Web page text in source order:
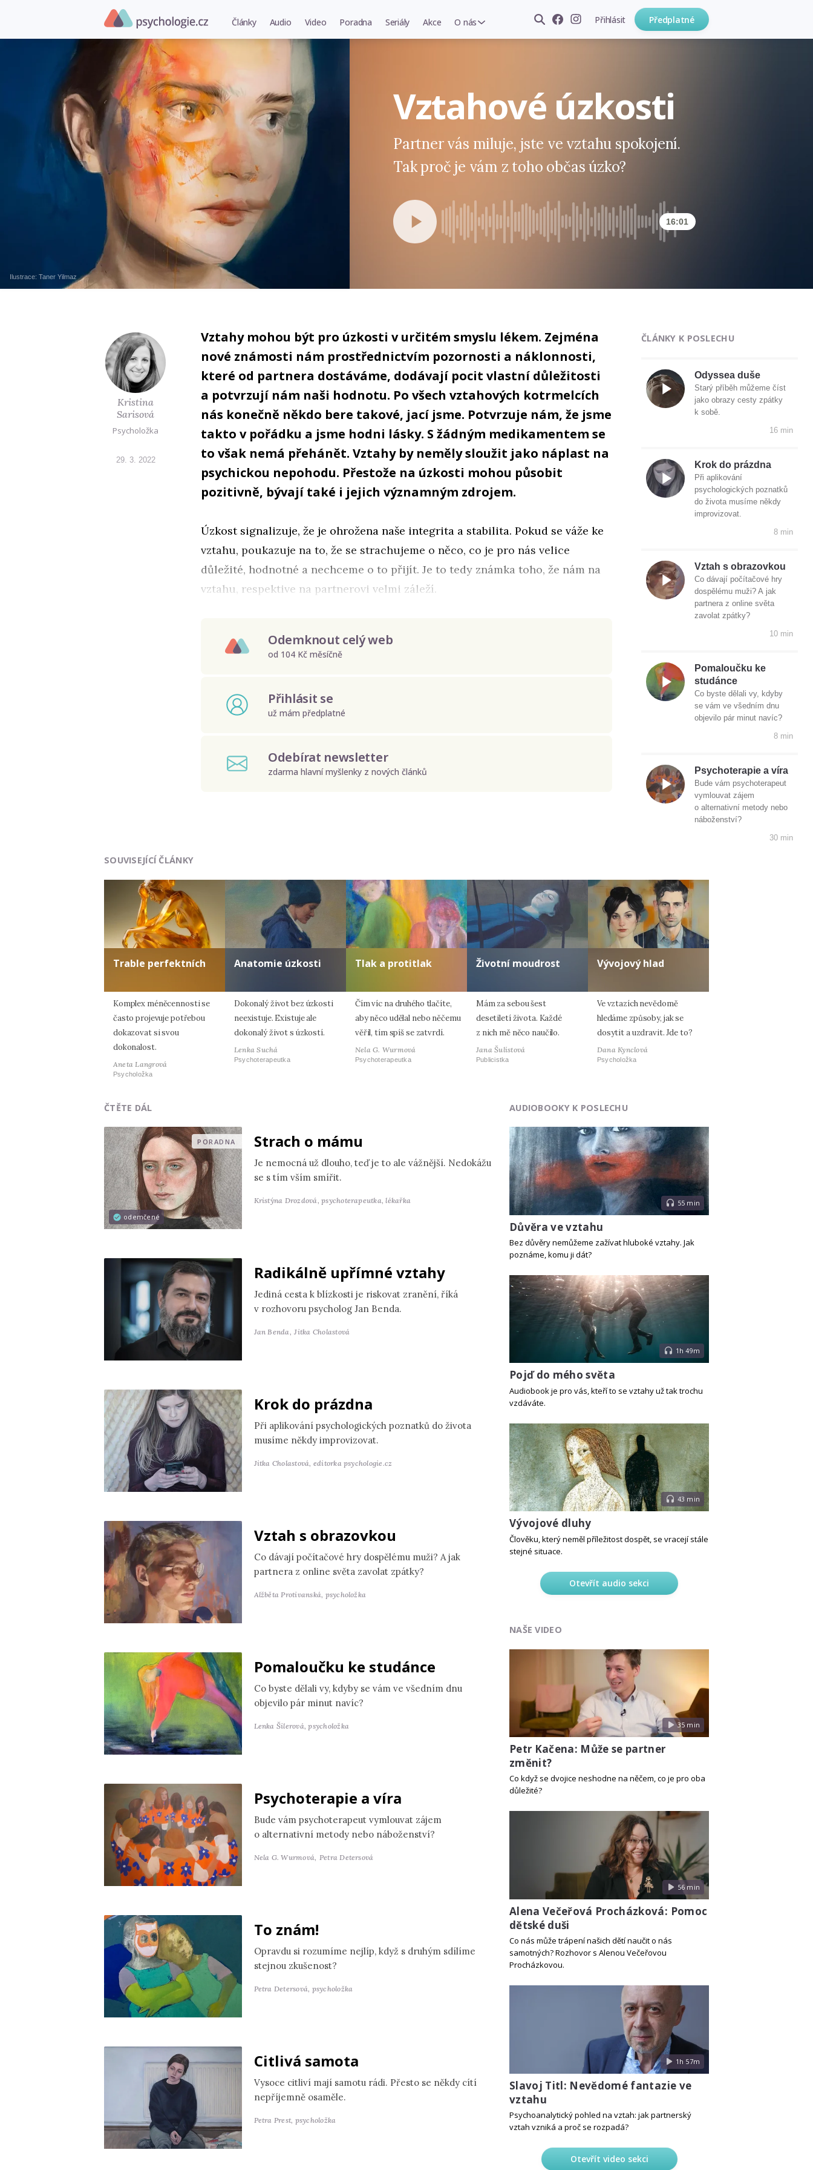
Články Audio Video Poradna Seriály Akce O nás Přihlásit Předplatné
Ilustrace: Taner Yilmaz
Vztahové úzkosti
Partner vás miluje, jste ve vztahu spokojení.
Tak proč je vám z toho občas úzko?
16:01
Kristina
Sarisová
Psycholožka
29. 3. 2022
Vztahy mohou být pro úzkosti v určitém smyslu lékem. Zejména
nové známosti nám prostřednictvím pozornosti a náklonnosti,
které od partnera dostáváme, dodávají pocit vlastní důležitosti
a potvrzují nám naši hodnotu. Po všech vztahových kotrmelcích
nás konečně někdo bere takové, jací jsme. Potvrzuje nám, že jsme
takto v pořádku a jsme hodni lásky. S žádným medikamentem se
to však nemá přehánět. Vztahy by neměly sloužit jako náplast na
psychickou nepohodu. Přestože na úzkosti mohou působit
pozitivně, bývají také i jejich významným zdrojem.
Úzkost signalizuje, že je ohrožena naše integrita a stabilita. Pokud se váže ke
vztahu, poukazuje na to, že se strachujeme o něco, co je pro nás velice
důležité, hodnotné a nechceme o to přijít. Je to tedy známka toho, že nám na
vztahu, respektive na partnerovi velmi záleží.
Odemknout celý web
od 104 Kč měsíčně
Přihlásit se
už mám předplatné
Odebírat newsletter
zdarma hlavní myšlenky z nových článků
ČLÁNKY K POSLECHU
Odyssea duše
Starý příběh můžeme číst
jako obrazy cesty zpátky
k sobě.
16 min
Krok do prázdna
Při aplikování
psychologických poznatků
do života musíme někdy
improvizovat.
8 min
Vztah s obrazovkou
Co dávají počítačové hry
dospělému muži? A jak
partnera z online světa
zavolat zpátky?
10 min
Pomaloučku ke
studánce
Co byste dělali vy, kdyby
se vám ve všedním dnu
objevilo pár minut navíc?
8 min
Psychoterapie a víra
Bude vám psychoterapeut
vymlouvat zájem
o alternativní metody nebo
náboženství?
30 min
SOUVISEJÍCÍ ČLÁNKY
Trable perfektních
Komplex méněcennosti se
často projevuje potřebou
dokazovat si svou
dokonalost.
Aneta Langrová
Psycholožka
Anatomie úzkosti
Dokonalý život bez úzkosti
neexistuje. Existuje ale
dokonalý život s úzkostí.
Lenka Suchá
Psychoterapeutka
Tlak a protitlak
Čím víc na druhého tlačíte,
aby něco udělal nebo něčemu
věřil, tím spíš se zatvrdí.
Nela G. Wurmová
Psychoterapeutka
Životní moudrost
Mám za sebou šest
desetiletí života. Každé
z nich mě něco naučilo.
Jana Šulistová
Publicistka
Vývojový hlad
Ve vztazích nevědomě
hledáme způsoby, jak se
dosytit a uzdravit. Jde to?
Dana Kynclová
Psycholožka
ČTĚTE DÁL
odemčené
PORADNA Strach o mámu
Je nemocná už dlouho, teď je to ale vážnější. Nedokážu
se s tím vším smířit.
Kristýna Drozdová,psychoterapeutka, lékařka
Radikálně upřímné vztahy
Jediná cesta k blízkosti je riskovat zranění, říká
v rozhovoru psycholog Jan Benda.
Jan Benda, Jitka Cholastová
Krok do prázdna
Při aplikování psychologických poznatků do života
musíme někdy improvizovat.
Jitka Cholastová, editorka psychologie.cz
Vztah s obrazovkou
Co dávají počítačové hry dospělému muži? A jak
partnera z online světa zavolat zpátky?
Alžběta Protivanská, psycholožka
Pomaloučku ke studánce
Co byste dělali vy, kdyby se vám ve všedním dnu
objevilo pár minut navíc?
Lenka Šilerová,psycholožka
Psychoterapie a víra
Bude vám psychoterapeut vymlouvat zájem
o alternativní metody nebo náboženství?
Nela G. Wurmová, Petra Detersová
To znám!
Opravdu si rozumíme nejlíp, když s druhým sdílíme
stejnou zkušenost?
Petra Detersová, psycholožka
Citlivá samota
Vysoce citliví mají samotu rádi. Přesto se někdy cítí
nepříjemně osaměle.
Petra Prest, psycholožka
AUDIOBOOKY K POSLECHU
55 min
Důvěra ve vztahu
Bez důvěry nemůžeme zažívat hluboké vztahy. Jak
poznáme, komu ji dát?
1h 49m
Pojď do mého světa
Audiobook je pro vás, kteří to se vztahy už tak trochu
vzdáváte.
43 min
Vývojové dluhy
Člověku, který neměl příležitost dospět, se vracejí stále
stejné situace.
Otevřít audio sekci
NAŠE VIDEO
35 min
Petr Kačena: Může se partner
změnit?
Co když se dvojice neshodne na něčem, co je pro oba
důležité?
56 min
Alena Večeřová Procházková: Pomoc
dětské duši
Co nás může trápení našich dětí naučit o nás
samotných? Rozhovor s Alenou Večeřovou
Procházkovou.
1h 57m
Slavoj Titl: Nevědomé fantazie ve
vztahu
Psychoanalytický pohled na vztah: jak partnerský
vztah vzniká a proč se rozpadá?
Otevřít video sekci